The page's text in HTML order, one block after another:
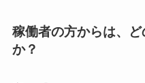
稼働者の方からは、
か？